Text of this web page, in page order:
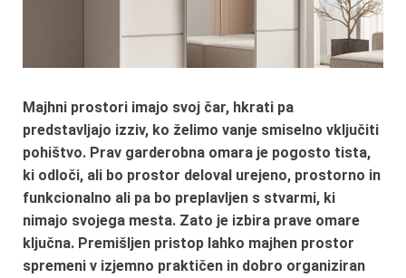
Majhni prostori imajo svoj čar, hkrati pa
predstavljajo izziv, ko želimo vanje smiselno vključiti
pohištvo. Prav garderobna omara je pogosto tista,
ki odloči, ali bo prostor deloval urejeno, prostorno in
funkcionalno ali pa bo preplavljen s stvarmi, ki
nimajo svojega mesta. Zato je izbira prave omare
ključna. Premišljen pristop lahko majhen prostor
spremeni v izjemno praktičen in dobro organiziran